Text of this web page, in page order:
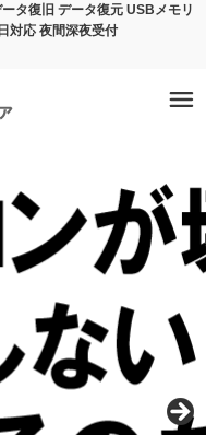
タ復旧 データ復元 USBメモリ
対応 夜間深夜受付